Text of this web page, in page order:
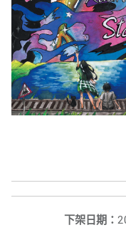
下架日期：